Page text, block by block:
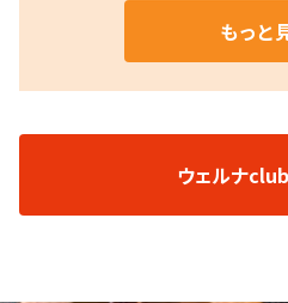
もっと
ウェルナ